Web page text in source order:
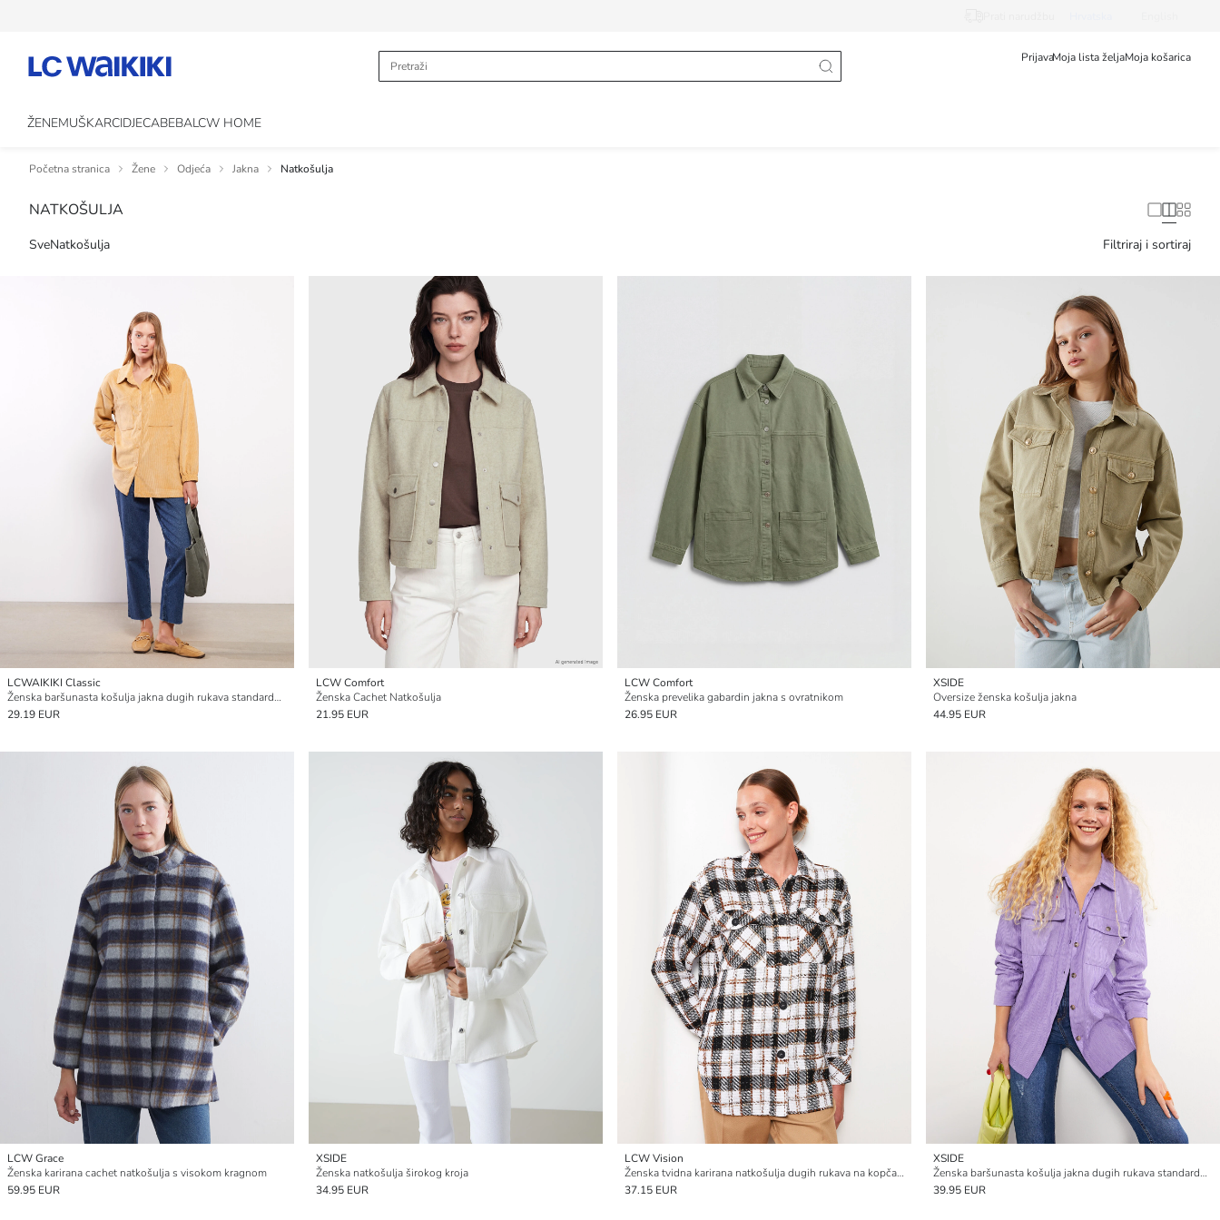
PrijavaMoja lista željaMoja košarica
ŽENEMUŠKARCIDJECABEBALCW HOME
Početna stranica Žene Odjeća Jakna Natkošulja
NATKOŠULJA
SveNatkošulja Filtriraj i sortiraj
LCWAIKIKI Classic
Ženska baršunasta košulja jakna dugih rukava standardnog kroja na kopčanje
29.19 EUR
LCW Comfort
Ženska Cachet Natkošulja
21.95 EUR
LCW Comfort
Ženska prevelika gabardin jakna s ovratnikom
26.95 EUR
XSIDE
Oversize ženska košulja jakna
44.95 EUR
LCW Grace
Ženska karirana cachet natkošulja s visokom kragnom
59.95 EUR
XSIDE
Ženska natkošulja širokog kroja
34.95 EUR
LCW Vision
Ženska tvidna karirana natkošulja dugih rukava na kopčanje
37.15 EUR
XSIDE
Ženska baršunasta košulja jakna dugih rukava standardnog kroja na kopčanje
39.95 EUR